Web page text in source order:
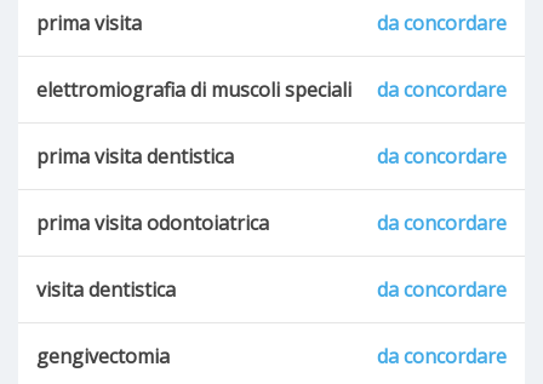
prima visita da concordare
elettromiografia di muscoli speciali da concordare
prima visita dentistica da concordare
prima visita odontoiatrica da concordare
visita dentistica da concordare
gengivectomia da concordare